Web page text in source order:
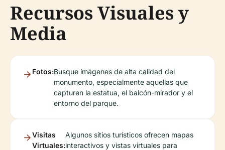
Recursos Visuales y
Media
Fotos:Busque imágenes de alta calidad del
monumento, especialmente aquellas que
capturen la estatua, el balcón-mirador y el
entorno del parque.
Visitas
Virtuales:
Algunos sitios turísticos ofrecen mapas
interactivos y vistas virtuales para